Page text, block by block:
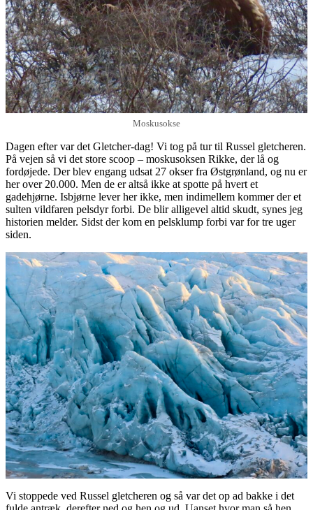
Moskusokse
Dagen efter var det Gletcher-dag! Vi tog på tur til Russel gletcheren.
På vejen så vi det store scoop – moskusoksen Rikke, der lå og
fordøjede. Der blev engang udsat 27 okser fra Østgrønland, og nu er
her over 20.000. Men de er altså ikke at spotte på hvert et
gadehjørne. Isbjørne lever her ikke, men indimellem kommer der et
sulten vildfaren pelsdyr forbi. De blir alligevel altid skudt, synes jeg
historien melder. Sidst der kom en pelsklump forbi var for tre uger
siden.
Vi stoppede ved Russel gletcheren og så var det op ad bakke i det